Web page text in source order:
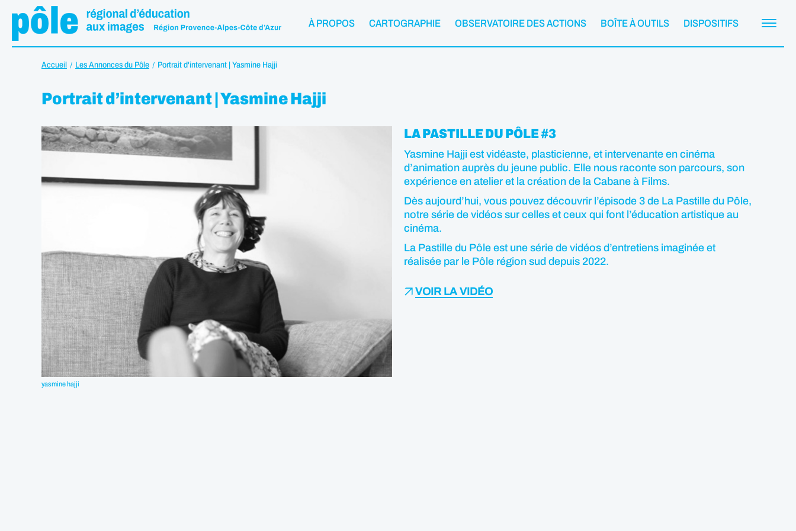
À PROPOS CARTOGRAPHIE OBSERVATOIRE DES ACTIONS BOÎTE À OUTILS DISPOSITIFS
Accueil Les Annonces du Pôle Portrait d'intervenant | Yasmine Hajji
Portrait d’intervenant | Yasmine Hajji
yasmine hajji
LA PASTILLE DU PÔLE #3
Yasmine Hajji est vidéaste, plasticienne, et intervenante en cinéma
d’animation auprès du jeune public. Elle nous raconte son parcours, son
expérience en atelier et la création de la Cabane à Films.
Dès aujourd’hui, vous pouvez découvrir l’épisode 3 de La Pastille du Pôle,
notre série de vidéos sur celles et ceux qui font l’éducation artistique au
cinéma.
La Pastille du Pôle est une série de vidéos d’entretiens imaginée et
réalisée par le Pôle région sud depuis 2022.
VOIR LA VIDÉO